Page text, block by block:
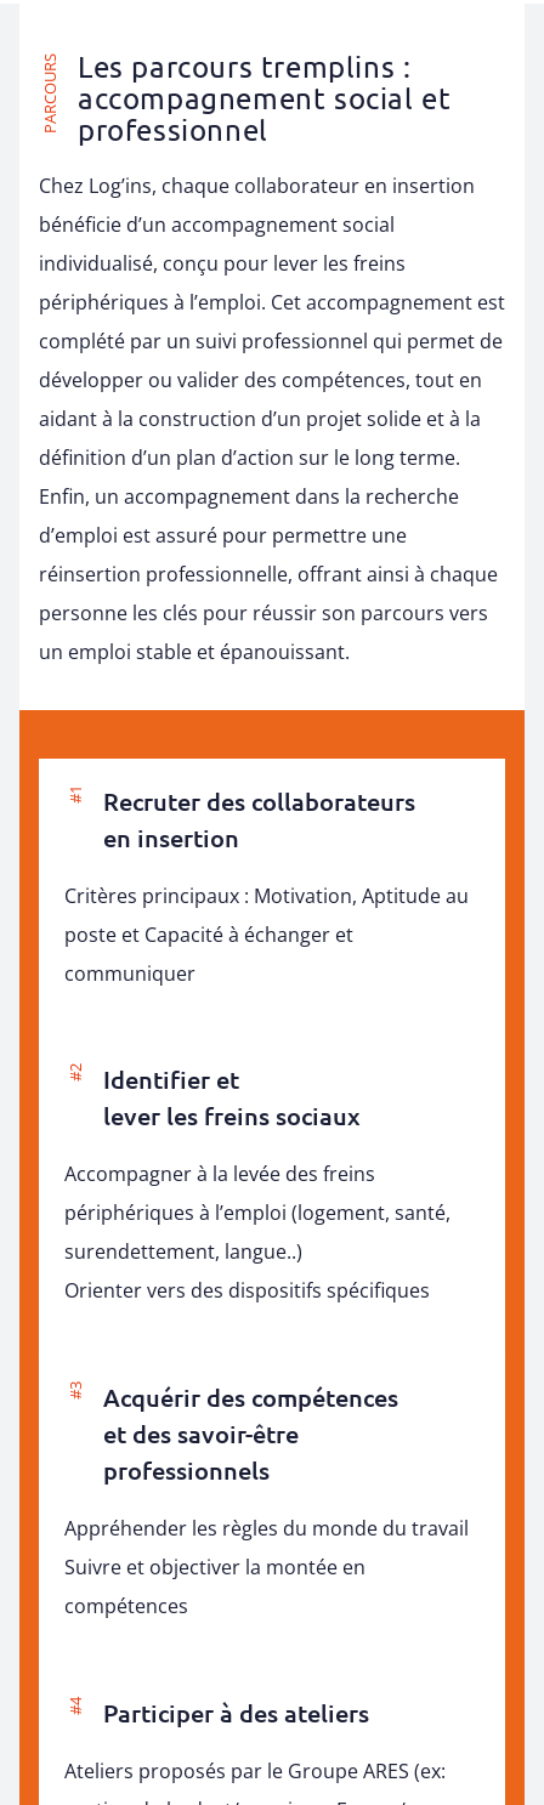
PARCOURS
Les parcours tremplins :
accompagnement social et
professionnel
Chez Log’ins, chaque collaborateur en insertion
bénéficie d’un accompagnement social
individualisé, conçu pour lever les freins
périphériques à l’emploi. Cet accompagnement est
complété par un suivi professionnel qui permet de
développer ou valider des compétences, tout en
aidant à la construction d’un projet solide et à la
définition d’un plan d’action sur le long terme.
Enfin, un accompagnement dans la recherche
d’emploi est assuré pour permettre une
réinsertion professionnelle, offrant ainsi à chaque
personne les clés pour réussir son parcours vers
un emploi stable et épanouissant.
#1
Recruter des collaborateurs
en insertion
Critères principaux : Motivation, Aptitude au
poste et Capacité à échanger et
communiquer
#2
Identifier et
lever les freins sociaux
Accompagner à la levée des freins
périphériques à l’emploi (logement, santé,
surendettement, langue..)
Orienter vers des dispositifs spécifiques
#3
Acquérir des compétences
et des savoir-être
professionnels
Appréhender les règles du monde du travail
Suivre et objectiver la montée en
compétences
#4 Participer à des ateliers
Ateliers proposés par le Groupe ARES (ex: